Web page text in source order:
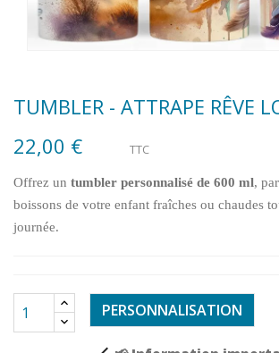
TUMBLER - ATTRAPE RÊVE
22,00 €
TTC
Offrez un tumbler personnalisé de 600 ml,
boissons de votre enfant fraîches ou chaudes
journée.
PERSONNALISATION